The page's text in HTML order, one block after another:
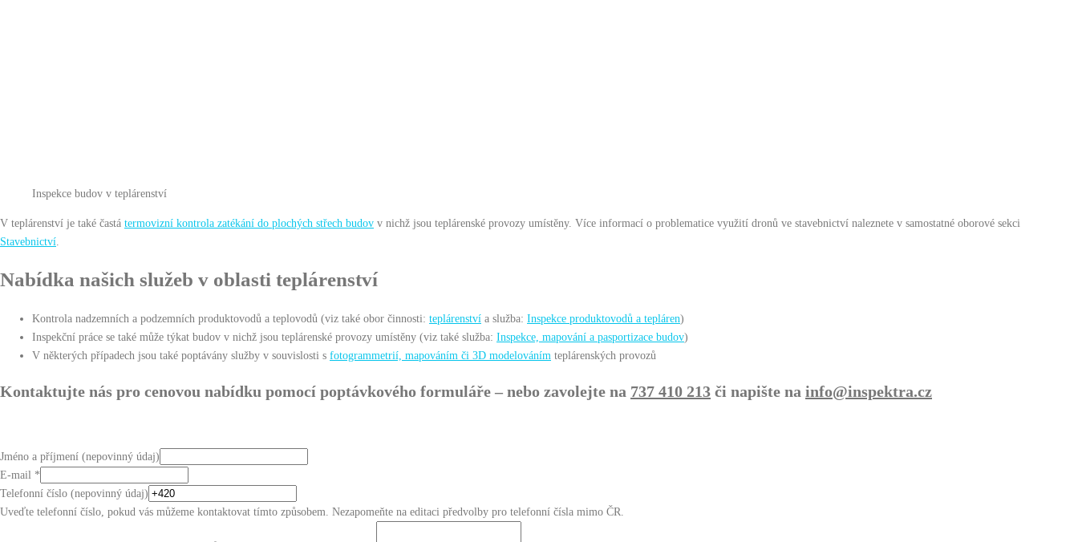
Inspekce budov v teplárenství
V teplárenství je také častá termovizní kontrola zatékání do plochých střech budov v nichž jsou teplárenské provozy umístěny. Více informací o problematice využití dronů ve stavebnictví naleznete v samostatné oborové sekci
Stavebnictví
Nabídka našich služeb v oblasti teplárenství
Kontrola nadzemních a podzemních produktovodů a teplovodů (viz také obor činnosti: teplárenství a služba: Inspekce produktovodů a tepláren)
Inspekční práce se také může týkat budov v nichž jsou teplárenské provozy umístěny (viz také služba: Inspekce, mapování a pasportizace budov)
V některých případech jsou také poptávány služby v souvislosti s fotogrammetrií, mapováním či 3D modelováním teplárenských provozů
Kontaktujte nás pro cenovou nabídku pomocí poptávkového formuláře – nebo zavolejte na 737 410 213 či napište na info@inspektra.cz
Jméno a příjmení (nepovinný údaj)
E-mail *
Telefonní číslo (nepovinný údaj)
Uveďte telefonní číslo, pokud vás můžeme kontaktovat tímto způsobem. Nezapomeňte na editaci předvolby pro telefonní čísla mimo ČR.